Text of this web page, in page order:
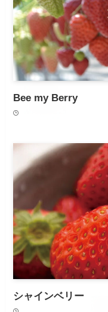
Bee my Berry
シャインベリー